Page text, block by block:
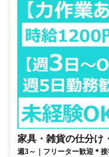
家具・雑貨の仕分け
週3～｜フリーター歓迎＊